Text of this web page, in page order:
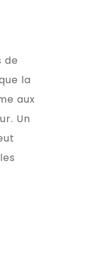
de
la
aux
Un